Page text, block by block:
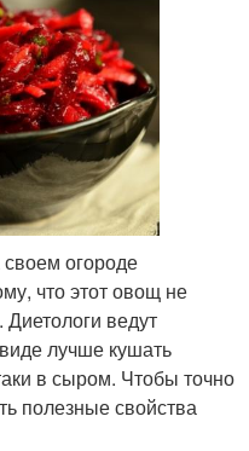
огороде
что этот овощ не
ведут
лучше кушать
в сыром. Чтобы точно
полезные свойства